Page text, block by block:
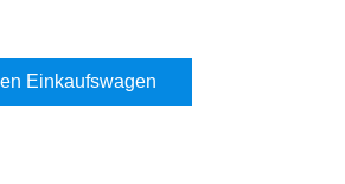
Einkaufswagen